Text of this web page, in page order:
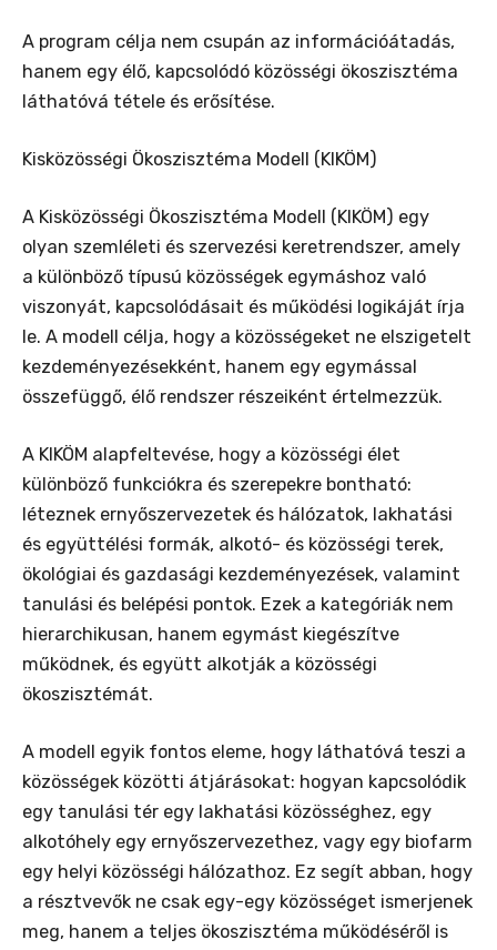
A program célja nem csupán az információátadás,
hanem egy élő, kapcsolódó közösségi ökoszisztéma
láthatóvá tétele és erősítése.
Kisközösségi Ökoszisztéma Modell (KIKÖM)
A Kisközösségi Ökoszisztéma Modell (KIKÖM) egy
olyan szemléleti és szervezési keretrendszer, amely
a különböző típusú közösségek egymáshoz való
viszonyát, kapcsolódásait és működési logikáját írja
le. A modell célja, hogy a közösségeket ne elszigetelt
kezdeményezésekként, hanem egy egymással
összefüggő, élő rendszer részeiként értelmezzük.
A KIKÖM alapfeltevése, hogy a közösségi élet
különböző funkciókra és szerepekre bontható:
léteznek ernyőszervezetek és hálózatok, lakhatási
és együttélési formák, alkotó- és közösségi terek,
ökológiai és gazdasági kezdeményezések, valamint
tanulási és belépési pontok. Ezek a kategóriák nem
hierarchikusan, hanem egymást kiegészítve
működnek, és együtt alkotják a közösségi
ökoszisztémát.
A modell egyik fontos eleme, hogy láthatóvá teszi a
közösségek közötti átjárásokat: hogyan kapcsolódik
egy tanulási tér egy lakhatási közösséghez, egy
alkotóhely egy ernyőszervezethez, vagy egy biofarm
egy helyi közösségi hálózathoz. Ez segít abban, hogy
a résztvevők ne csak egy-egy közösséget ismerjenek
meg, hanem a teljes ökoszisztéma működéséről is